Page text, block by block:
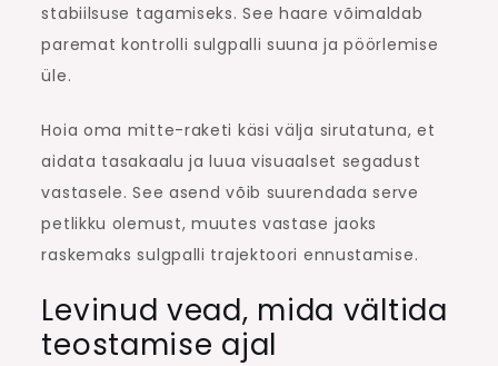
stabiilsuse tagamiseks. See haare võimaldab
paremat kontrolli sulgpalli suuna ja pöörlemise
üle.
Hoia oma mitte-raketi käsi välja sirutatuna, et
aidata tasakaalu ja luua visuaalset segadust
vastasele. See asend võib suurendada serve
petlikku olemust, muutes vastase jaoks
raskemaks sulgpalli trajektoori ennustamise.
Levinud vead, mida vältida
teostamise ajal